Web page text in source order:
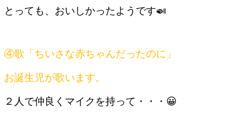
とっても、おいしかったようです🍛
④歌「ちいさな赤ちゃんだったのに」
お誕生児が歌います。
２人で仲良くマイクを持って・・・😀